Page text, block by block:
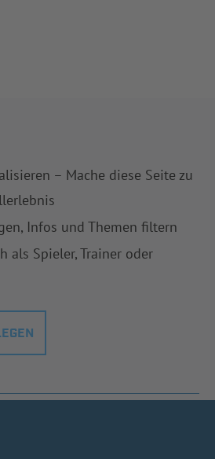
– Mache diese Seite zu
Infos und Themen filtern
als Spieler, Trainer oder